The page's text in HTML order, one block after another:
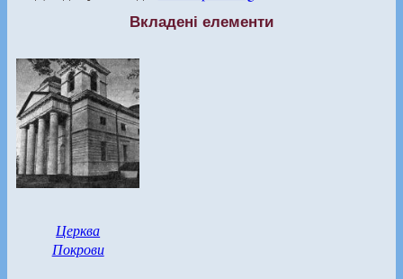
Вкладені елементи
Церква
Покрови